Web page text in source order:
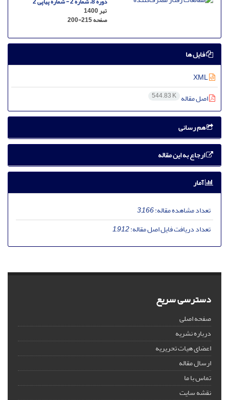
تیر 1400
صفحه200-215
فایل ها
اصل مقاله 544.83 K
هم رسانی
ارجاع به این مقاله
آمار
تعداد مشاهده مقاله:3,166
تعداد دریافت فایل اصل مقاله:1,912
دسترسی سریع
صفحه اصلی
درباره نشریه
اعضای هیات تحریریه
ارسال مقاله
تماس با ما
نقشه سایت